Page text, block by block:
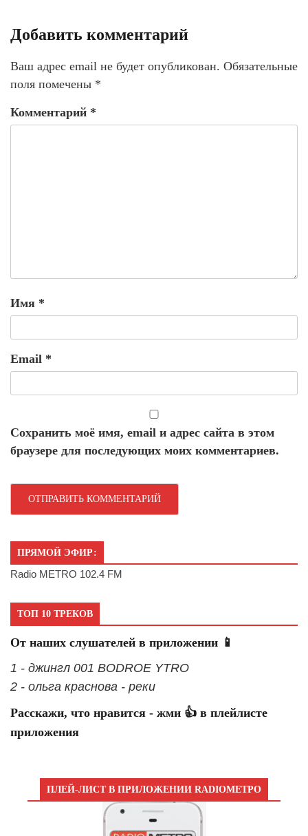
Добавить комментарий
Ваш адрес email не будет опубликован. Обязательные
поля помечены *
Комментарий *
Имя *
Email *
Сохранить моё имя, email и адрес сайта в этом
браузере для последующих моих комментариев.
ПРЯМОЙ ЭФИР:
Radio METRO 102.4 FM
ТОП 10 ТРЕКОВ
От наших слушателей в приложении 📱
1 - джингл 001 BODROE YTRO
2 - ольга краснова - реки
Расскажи, что нравится - жми 👍 в плейлисте
приложения
ПЛЕЙ-ЛИСТ В ПРИЛОЖЕНИИ RADIOМЕТРО